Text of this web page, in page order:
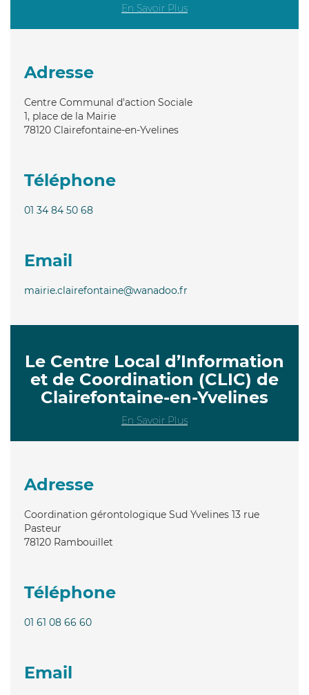
En Savoir Plus
Adresse
Centre Communal d'action Sociale
1, place de la Mairie
78120 Clairefontaine-en-Yvelines
Téléphone
01 34 84 50 68
Email
mairie.clairefontaine@wanadoo.fr
Le Centre Local d’Information
et de Coordination (CLIC) de
Clairefontaine-en-Yvelines
En Savoir Plus
Adresse
Coordination gérontologique Sud Yvelines 13 rue
Pasteur
78120 Rambouillet
Téléphone
01 61 08 66 60
Email